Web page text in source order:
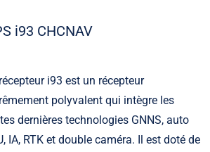
i93 CHCNAV
i93 est un récepteur
polyvalent qui intègre les
dernières technologies GNNS, auto
IA, RTK et double caméra. Il est doté de